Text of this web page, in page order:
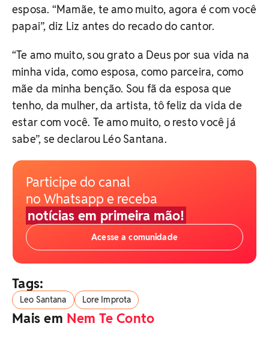
esposa. “Mamãe, te amo muito, agora é com você
papai”, diz Liz antes do recado do cantor.
“Te amo muito, sou grato a Deus por sua vida na
minha vida, como esposa, como parceira, como
mãe da minha benção. Sou fã da esposa que
tenho, da mulher, da artista, tô feliz da vida de
estar com você. Te amo muito, o resto você já
sabe”, se declarou Léo Santana.
Participe do canal
no Whatsapp e receba
notícias em primeira mão!
Acesse a comunidade
Tags:
Leo Santana Lore Improta
Mais em Nem Te Conto